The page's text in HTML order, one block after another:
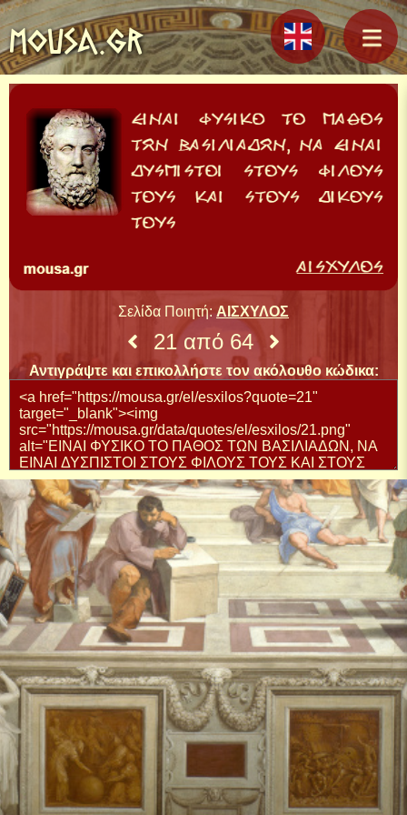
MOUSA.GR
Σελίδα Ποιητή:ΑΙΣΧΥΛΟΣ
21 από 64
Αντιγράψτε και επικολλήστε τον ακόλουθο κώδικα: